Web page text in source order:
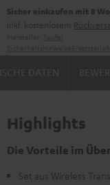
Sicher einkaufen mit 8
inkl. kostenlosem
Highlights
Die Vorteile im
Set aus Wireless